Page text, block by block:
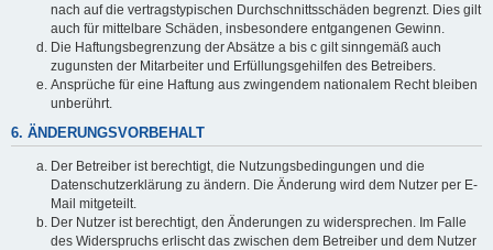
nach auf die vertragstypischen Durchschnittsschäden begrenzt. Dies gilt
auch für mittelbare Schäden, insbesondere entgangenen Gewinn.
Die Haftungsbegrenzung der Absätze a bis c gilt sinngemäß auch
zugunsten der Mitarbeiter und Erfüllungsgehilfen des Betreibers.
Ansprüche für eine Haftung aus zwingendem nationalem Recht bleiben
unberührt.
6. ÄNDERUNGSVORBEHALT
Der Betreiber ist berechtigt, die Nutzungsbedingungen und die
Datenschutzerklärung zu ändern. Die Änderung wird dem Nutzer per E-
Mail mitgeteilt.
Der Nutzer ist berechtigt, den Änderungen zu widersprechen. Im Falle
des Widerspruchs erlischt das zwischen dem Betreiber und dem Nutzer